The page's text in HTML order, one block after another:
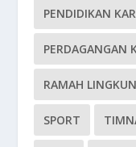
PENDIDIKAN
PERDAGANGAN
RAMAH
SPORT